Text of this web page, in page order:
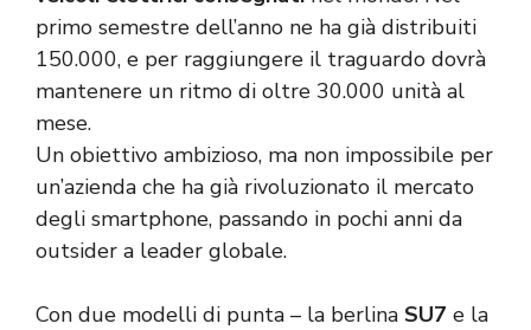
primo semestre dell’anno ne ha già distribuiti
150.000, e per raggiungere il traguardo dovrà
mantenere un ritmo di oltre 30.000 unità al
mese.
Un obiettivo ambizioso, ma non impossibile per
un’azienda che ha già rivoluzionato il mercato
degli smartphone, passando in pochi anni da
outsider a leader globale.
Con due modelli di punta – la berlina SU7 e la